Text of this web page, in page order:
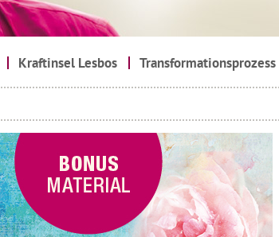
Kraftinsel Lesbos